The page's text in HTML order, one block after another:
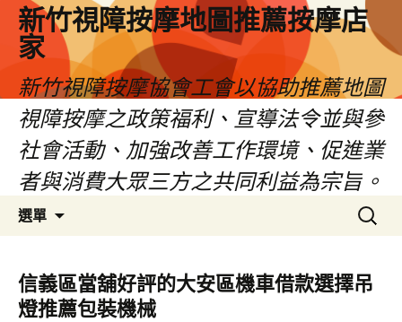
新竹視障按摩地圖推薦按摩店
家
新竹視障按摩協會工會以協助推薦地圖
視障按摩之政策福利、宣導法令並與參
社會活動、加強改善工作環境、促進業
者與消費大眾三方之共同利益為宗旨。
選單
容
區
搜
尋
鍵
字:
信義區當舖好評的大安區機車借款選擇吊
燈推薦包裝機械